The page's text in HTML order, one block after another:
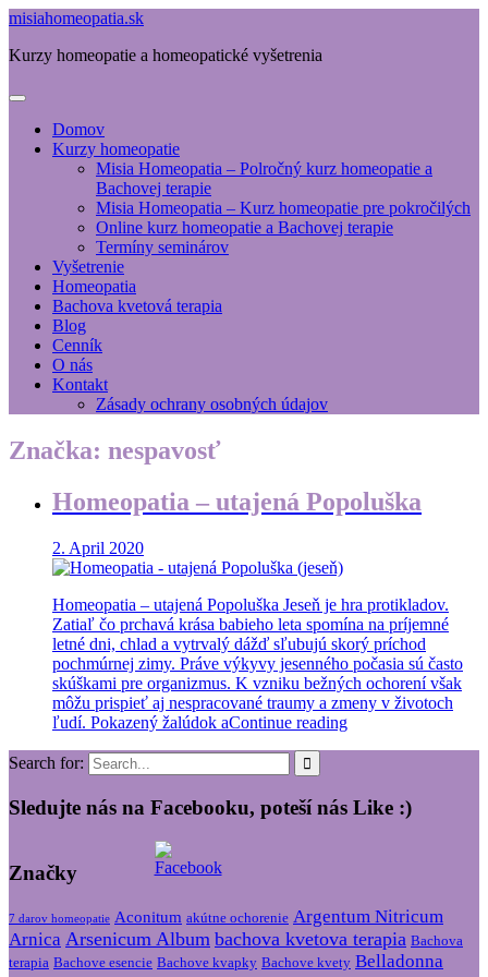
misiahomeopatia.sk
Kurzy homeopatie a homeopatické vyšetrenia
Domov
Kurzy homeopatie
Misia Homeopatia – Polročný kurz homeopatie a
Bachovej terapie
Misia Homeopatia – Kurz homeopatie pre pokročilých
Online kurz homeopatie a Bachovej terapie
Termíny seminárov
Vyšetrenie
Homeopatia
Bachova kvetová terapia
Blog
Cenník
O nás
Kontakt
Zásady ochrany osobných údajov
Značka: nespavosť
Homeopatia – utajená Popoluška
2. April 2020
Homeopatia – utajená Popoluška Jeseň je hra protikladov.
Zatiaľ čo prchavá krása babieho leta spomína na príjemné
letné dni, chlad a vytrvalý dážď sľubujú skorý príchod
pochmúrnej zimy. Práve výkyvy jesenného počasia sú často
skúškami pre organizmus. K vzniku bežných ochorení však
môžu prispieť aj nespracované traumy a zmeny v životoch
ľudí. Pokazený žalúdok aContinue reading
Search for:
Sledujte nás na Facebooku, poteší nás Like :)
Značky
7 darov homeopatie Aconitum akútne ochorenie Argentum Nitricum
Arnica Arsenicum Album bachova kvetova terapia Bachova
terapia Bachove esencie Bachove kvapky Bachove kvety Belladonna